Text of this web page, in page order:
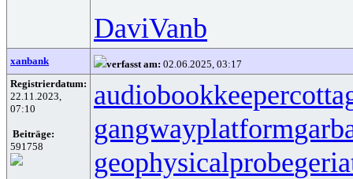
DaviVanb
xanbank verfasst am: 02.06.2025, 03:17
Registrierdatum:
22.11.2023,
07:10
Beiträge:
591758
audiobookkeeper
gangwayplatform
geophysicalprobe